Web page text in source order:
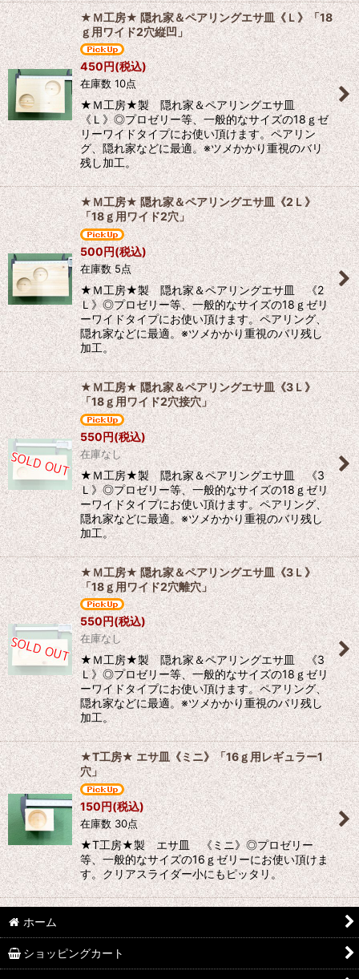
★Ｍ工房★ 隠れ家＆ペアリングエサ皿《Ｌ》「18
ｇ用ワイド2穴縦凹」
450円(税込)
在庫数 10点
★Ｍ工房★製 隠れ家＆ペアリングエサ皿
《Ｌ》◎プロゼリー等、一般的なサイズの18ｇゼ
リーワイドタイプにお使い頂けます。ペアリン
グ、隠れ家などに最適。※ツメかかり重視のバリ
残し加工。
★Ｍ工房★ 隠れ家＆ペアリングエサ皿《2Ｌ》
「18ｇ用ワイド2穴」
500円(税込)
在庫数 5点
★Ｍ工房★製 隠れ家＆ペアリングエサ皿 《2
Ｌ》◎プロゼリー等、一般的なサイズの18ｇゼリ
ーワイドタイプにお使い頂けます。ペアリング、
隠れ家などに最適。※ツメかかり重視のバリ残し
加工。
★Ｍ工房★ 隠れ家＆ペアリングエサ皿《3Ｌ》
「18ｇ用ワイド2穴接穴」
550円(税込)
在庫なし
★Ｍ工房★製 隠れ家＆ペアリングエサ皿 《3
Ｌ》◎プロゼリー等、一般的なサイズの18ｇゼリ
ーワイドタイプにお使い頂けます。ペアリング、
隠れ家などに最適。※ツメかかり重視のバリ残し
加工。
★Ｍ工房★ 隠れ家＆ペアリングエサ皿《3Ｌ》
「18ｇ用ワイド2穴離穴」
550円(税込)
在庫なし
★Ｍ工房★製 隠れ家＆ペアリングエサ皿 《3
Ｌ》◎プロゼリー等、一般的なサイズの18ｇゼリ
ーワイドタイプにお使い頂けます。ペアリング、
隠れ家などに最適。※ツメかかり重視のバリ残し
加工。
★T工房★ エサ皿《ミニ》「16ｇ用レギュラー1
穴」
150円(税込)
在庫数 30点
★T工房★製 エサ皿 《ミニ》◎プロゼリー
等、一般的なサイズの16ｇゼリーにお使い頂けま
す。クリアスライダー小にもピッタリ。
ホーム
ショッピングカート